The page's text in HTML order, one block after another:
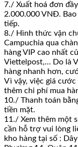
7./ Xuất hoá đơn
2.000.000 VNĐ.
tiếp.
8./ Hình thức vận
Campuchia qua
hàng VIP cao nhất
Viettelpost,… Do là
hàng nhanh hơn,
Vì vậy, việc giá
thêm chi phí mua
10./ Thanh toán
tiền mặt.
11./ Xem thêm một
cần hỗ trợ vui lòng
kho hàng tại số :